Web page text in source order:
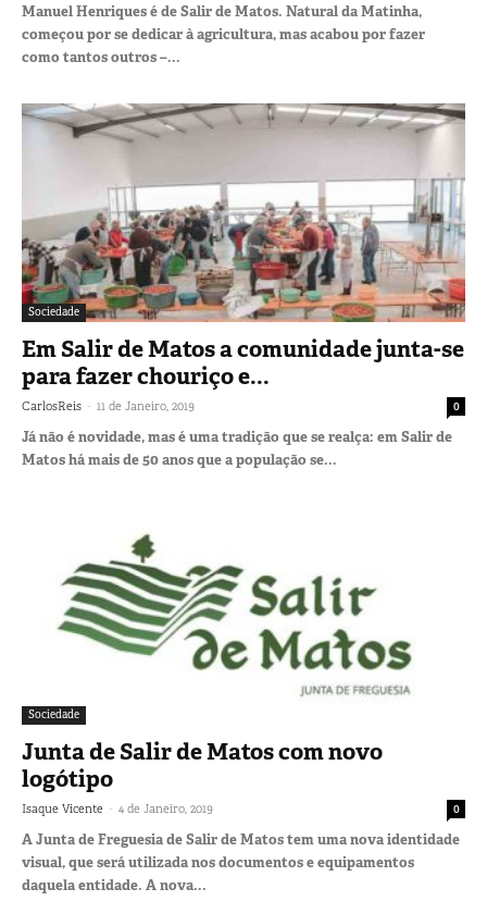
Manuel Henriques é de Salir de Matos. Natural da Matinha,
começou por se dedicar à agricultura, mas acabou por fazer
como tantos outros –...
Sociedade
Em Salir de Matos a comunidade junta-se
para fazer chouriço e...
CarlosReis - 11 de Janeiro, 2019 0
Já não é novidade, mas é uma tradição que se realça: em Salir de
Matos há mais de 50 anos que a população se...
Sociedade
Junta de Salir de Matos com novo
logótipo
Isaque Vicente - 4 de Janeiro, 2019 0
A Junta de Freguesia de Salir de Matos tem uma nova identidade
visual, que será utilizada nos documentos e equipamentos
daquela entidade. A nova...